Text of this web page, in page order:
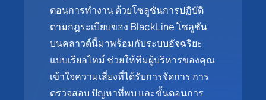
ตอนการทำงาน ด้วยโซลูชันการปฏิบัติ
ตามกฎระเบียบของ BlackLine โซลูชัน
บนคลาวด์นี้มาพร้อมกับระบบอัจฉริยะ
แบบเรียลไทม์ ช่วยให้ทีมผู้บริหารของคุณ
เข้าใจความเสี่ยงที่ได้รับการจัดการ การ
ตรวจสอบ ปัญหาที่พบ และขั้นตอนการ